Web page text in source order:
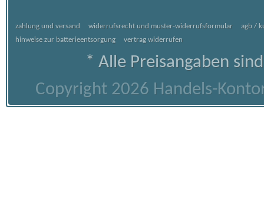
zahlung und versand widerrufsrecht und muster-widerrufsformular
agb /
hinweise zur batterieentsorgung
vertrag widerrufen
* Alle Preisangaben
Copyright 2026 Handels-